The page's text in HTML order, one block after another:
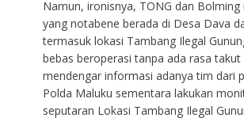
Namun, ironisnya, TONG dan Bolming
yang notabene berada di Desa Dava
termasuk lokasi Tambang Ilegal
bebas beroperasi tanpa ada rasa takut
mendengar informasi adanya tim dari
Polda Maluku sementara lakukan
seputaran Lokasi Tambang Ilegal